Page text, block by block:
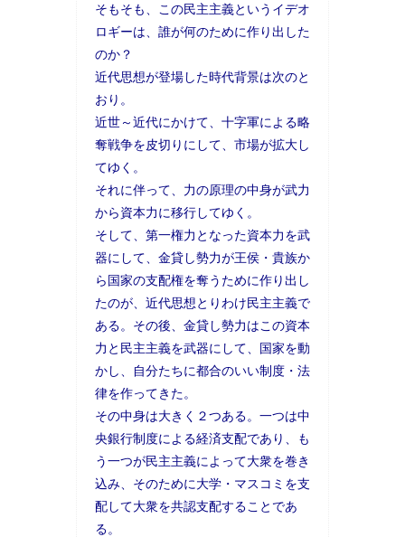
そもそも、この民主主義というイデオ
ロギーは、誰が何のために作り出した
のか？
近代思想が登場した時代背景は次のと
おり。
近世～近代にかけて、十字軍による略
奪戦争を皮切りにして、市場が拡大し
てゆく。
それに伴って、力の原理の中身が武力
から資本力に移行してゆく。
そして、第一権力となった資本力を武
器にして、金貸し勢力が王侯・貴族か
ら国家の支配権を奪うために作り出し
たのが、近代思想とりわけ民主主義で
ある。その後、金貸し勢力はこの資本
力と民主主義を武器にして、国家を動
かし、自分たちに都合のいい制度・法
律を作ってきた。
その中身は大きく２つある。一つは中
央銀行制度による経済支配であり、も
う一つが民主主義によって大衆を巻き
込み、そのために大学・マスコミを支
配して大衆を共認支配することであ
る。